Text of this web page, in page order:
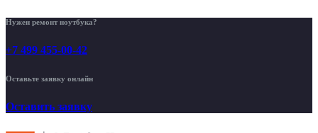
Нужен ремонт ноутбука?
+7 499 455-00-42
Оставьте заявку онлайн
Оставить заявку